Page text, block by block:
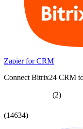
Zapier for CRM
Connect Bitrix24 CRM
(2)
(14634)